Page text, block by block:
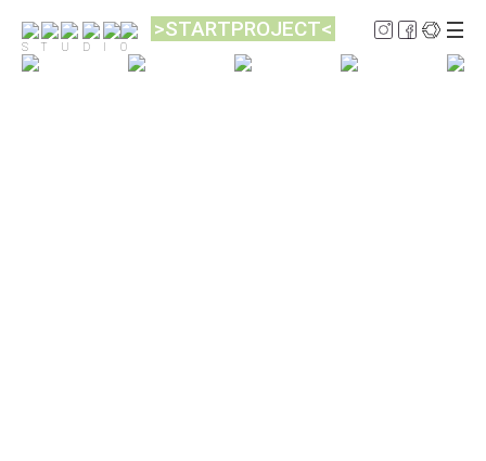
>STARTPROJECT<